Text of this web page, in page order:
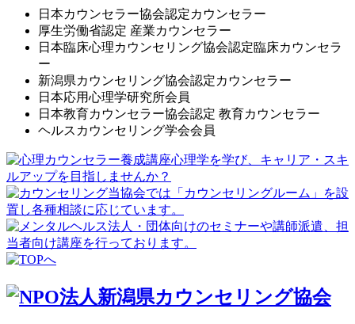
日本カウンセラー協会認定カウンセラー
厚生労働省認定 産業カウンセラー
日本臨床心理カウンセリング協会認定臨床カウンセラ
ー
新潟県カウンセリング協会認定カウンセラー
日本応用心理学研究所会員
日本教育カウンセラー協会認定 教育カウンセラー
ヘルスカウンセリング学会会員